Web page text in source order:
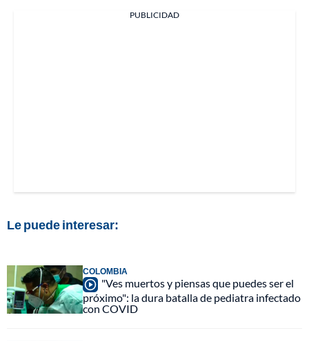
PUBLICIDAD
Le puede interesar:
COLOMBIA
"Ves muertos y piensas que puedes ser el
próximo": la dura batalla de pediatra infectado
con COVID